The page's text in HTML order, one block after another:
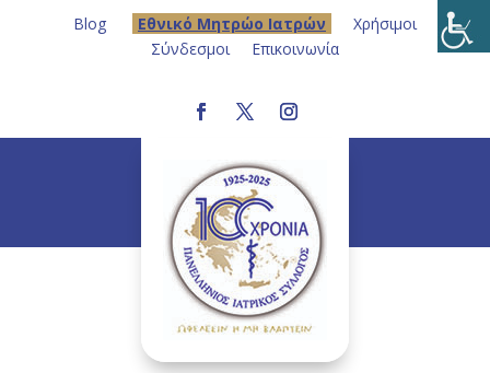
Blog Eθνικό Μητρώο Ιατρών
Χρήσιμοι
Σύνδεσμοι
Επικοινωνία